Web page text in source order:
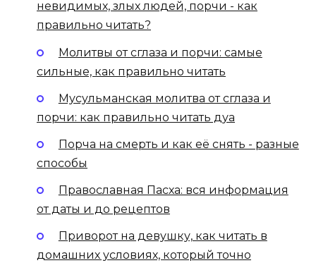
невидимых, злых людей, порчи - как
правильно читать?
Молитвы от сглаза и порчи: самые
сильные, как правильно читать
Мусульманская молитва от сглаза и
порчи: как правильно читать дуа
Порча на смерть и как её снять - разные
способы
Православная Пасха: вся информация
от даты и до рецептов
Приворот на девушку, как читать в
домашних условиях, который точно